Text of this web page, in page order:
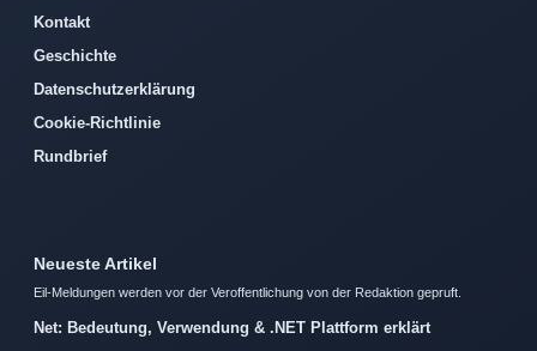
Kontakt
Geschichte
Datenschutzerklärung
Cookie-Richtlinie
Rundbrief
Neueste Artikel
Eil-Meldungen werden vor der Veroffentlichung von der Redaktion gepruft.
Net: Bedeutung, Verwendung & .NET Plattform erklärt